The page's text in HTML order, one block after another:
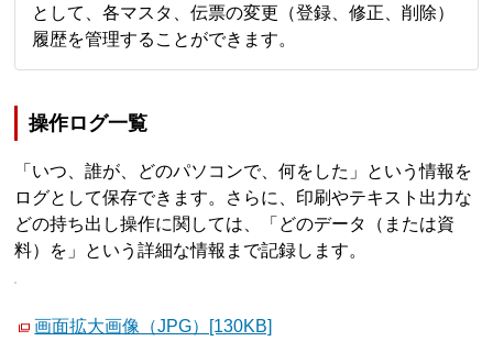
として、各マスタ、伝票の変更（登録、修正、削除）
履歴を管理することができます。
操作ログ一覧
「いつ、誰が、どのパソコンで、何をした」という情報を
ログとして保存できます。さらに、印刷やテキスト出力な
どの持ち出し操作に関しては、「どのデータ（または資
料）を」という詳細な情報まで記録します。
画面拡大画像（JPG）[130KB]